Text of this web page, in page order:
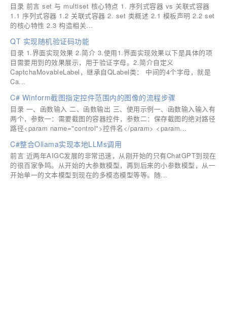
目录 前言 set 与 multiset 核心特点 1. 序列式容器 vs 关联式容器
1.1 序列式容器 1.2 关联式容器 2. set 类概述 2.1 模板声明 2.2 set
的核心特性 2.3 构造相关...
QT 实现随机验证码功能
目录 1.界面实现效果 2.简介 3.使用1.界面实现效果以下是具体的项
目需要用到的效果展示，用于验证字母。2.简介自定义
CaptchaMovableLabel，继承自QLabel类： 中间的4个字母，就是
Ca...
C# Winform截图指定控件范围内的图像的流程步骤
目录 一、函数输入 二、函数输出 三、使用示例一、函数输入输入有
两个，参数一：需要截图的容器控件，参数二：保存截图的绝对路径
路径<param name="control">控件名</param> <param...
C#整合Ollama实现本地LLMs调用
前言 近两年AIGC发展的非常迅速，从刚开始的只有ChatGPT到现在
的很百家争鸣。从开始的大参数模型，再到后来的小参数模型，从一
开始单一的文本模型到现在的多模态模型等等。随...